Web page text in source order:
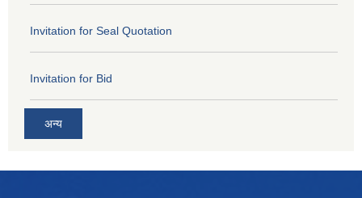
Invitation for Seal Quotation
Invitation for Bid
अन्य